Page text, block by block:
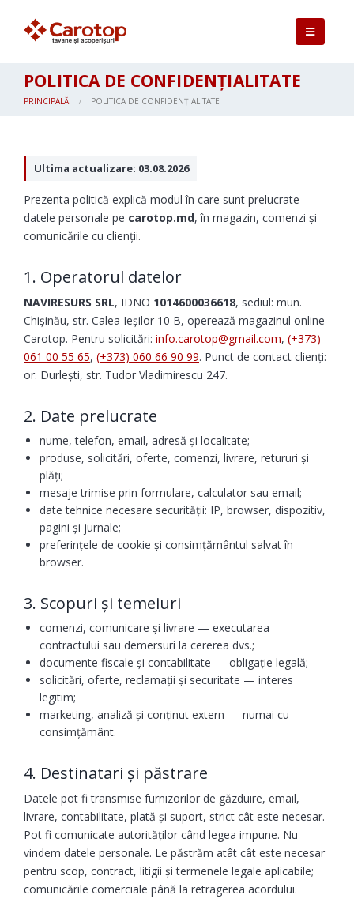
POLITICA DE CONFIDENȚIALITATE
PRINCIPALĂ POLITICA DE CONFIDENȚIALITATE
Ultima actualizare: 03.08.2026
Prezenta politică explică modul în care sunt prelucrate
datele personale pe carotop.md, în magazin, comenzi și
comunicările cu clienții.
1. Operatorul datelor
NAVIRESURS SRL, IDNO 1014600036618, sediul: mun.
Chișinău, str. Calea Ieșilor 10 B, operează magazinul online
Carotop. Pentru solicitări: info.carotop@gmail.com, (+373)
061 00 55 65, (+373) 060 66 90 99. Punct de contact clienți:
or. Durlești, str. Tudor Vladimirescu 247.
2. Date prelucrate
nume, telefon, email, adresă și localitate;
produse, solicitări, oferte, comenzi, livrare, retururi și
plăți;
mesaje trimise prin formulare, calculator sau email;
date tehnice necesare securității: IP, browser, dispozitiv,
pagini și jurnale;
preferințele de cookie și consimțământul salvat în
browser.
3. Scopuri și temeiuri
comenzi, comunicare și livrare — executarea
contractului sau demersuri la cererea dvs.;
documente fiscale și contabilitate — obligație legală;
solicitări, oferte, reclamații și securitate — interes
legitim;
marketing, analiză și conținut extern — numai cu
consimțământ.
4. Destinatari și păstrare
Datele pot fi transmise furnizorilor de găzduire, email,
livrare, contabilitate, plată și suport, strict cât este necesar.
Pot fi comunicate autorităților când legea impune. Nu
vindem datele personale. Le păstrăm atât cât este necesar
pentru scop, contract, litigii și termenele legale aplicabile;
comunicările comerciale până la retragerea acordului.